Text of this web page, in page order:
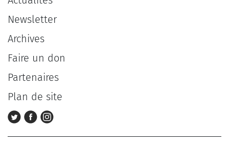
Newsletter
Archives
Faire un don
Partenaires
Plan de site